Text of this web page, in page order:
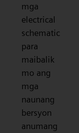
mga
electrical
schematic
para
maibalik
mo ang
mga
naunang
bersyon
anumang